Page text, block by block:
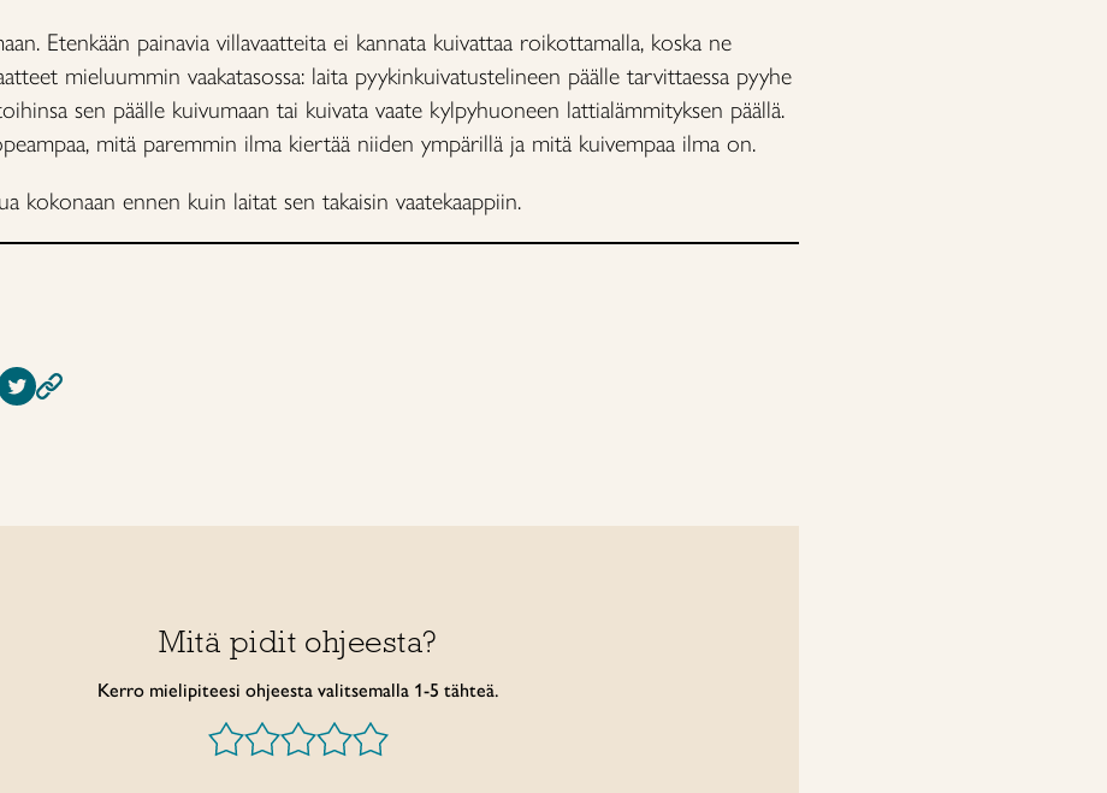
Etenkään painavia villavaatteita ei kannata kuivattaa roikottamalla, koska ne
mieluummin vaakatasossa: laita pyykinkuivatustelineen päälle tarvittaessa pyyhe
sen päälle kuivumaan tai kuivata vaate kylpyhuoneen lattialämmityksen päällä.
mitä paremmin ilma kiertää niiden ympärillä ja mitä kuivempaa ilma on.
kokonaan ennen kuin laitat sen takaisin vaatekaappiin.
Mitä pidit ohjeesta?
Kerro mielipiteesi ohjeesta valitsemalla 1-5 tähteä.